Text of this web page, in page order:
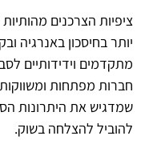
ציפיות הצרכנים
יותר בחיסכון באנרגיה
מתקדמים וידידותיים
חברות מפתחות
שמדגיש את היתרונות
להוביל להצלחה בשוק.